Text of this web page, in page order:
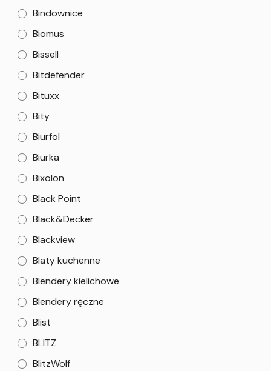
Bindownice
Biomus
Bissell
Bitdefender
Bituxx
Bity
Biurfol
Biurka
Bixolon
Black Point
Black&Decker
Blackview
Blaty kuchenne
Blendery kielichowe
Blendery ręczne
Blist
BLITZ
BlitzWolf